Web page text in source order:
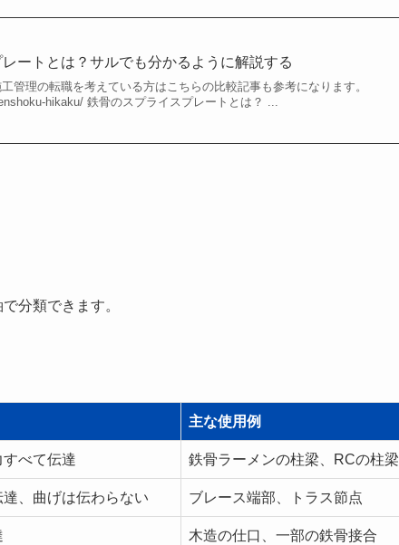
ートとは？サルでも分かるように解説する
管理の転職を考えている方はこちらの比較記事も参考になります。
hikaku/ 鉄骨のスプライスプレートとは？ ...
分類できます。
主な使用例
べて伝達 鉄骨ラーメンの柱梁、RCの柱梁
、曲げは伝わらない ブレース端部、トラス節点
木造の仕口、一部の鉄骨接合